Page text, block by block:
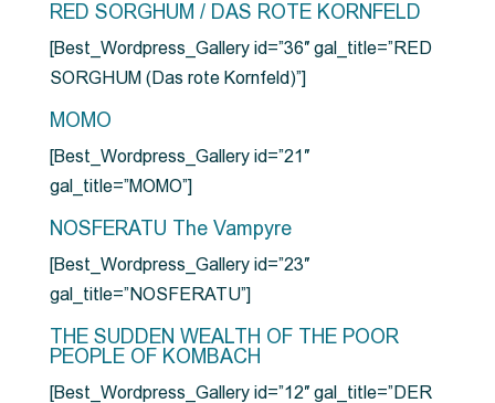
RED SORGHUM / DAS ROTE KORNFELD
[Best_Wordpress_Gallery id=”36″ gal_title=”RED
SORGHUM (Das rote Kornfeld)”]
MOMO
[Best_Wordpress_Gallery id=”21″
gal_title=”MOMO”]
NOSFERATU The Vampyre
[Best_Wordpress_Gallery id=”23″
gal_title=”NOSFERATU”]
THE SUDDEN WEALTH OF THE POOR
PEOPLE OF KOMBACH
[Best_Wordpress_Gallery id=”12″ gal_title=”DER